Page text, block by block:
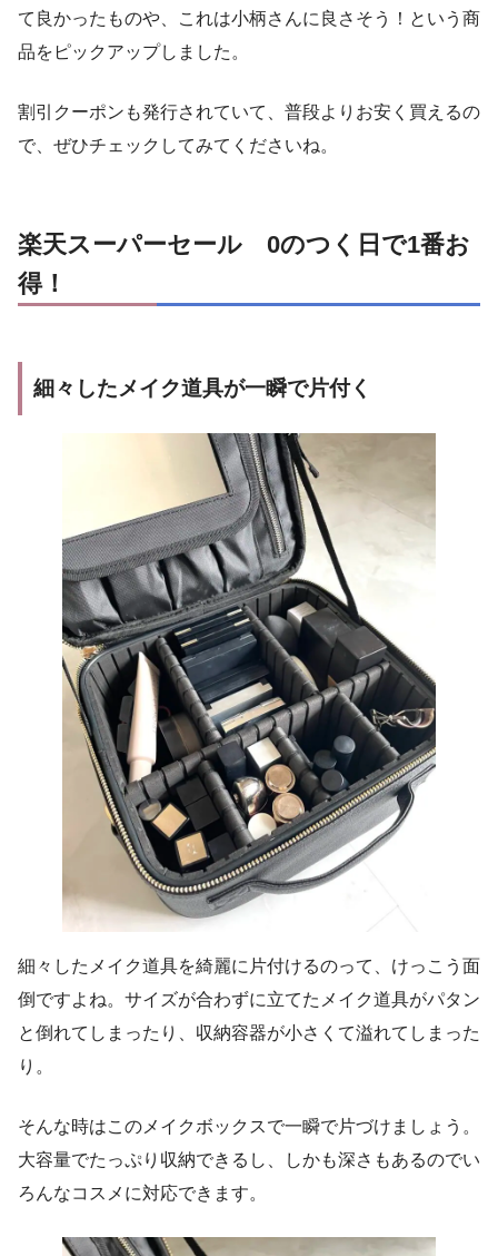
て良かったものや、これは小柄さんに良さそう！という商
品をピックアップしました。
割引クーポンも発行されていて、普段よりお安く買えるの
で、ぜひチェックしてみてくださいね。
楽天スーパーセール 0のつく日で1番お
得！
細々したメイク道具が一瞬で片付く
細々したメイク道具を綺麗に片付けるのって、けっこう面
倒ですよね。サイズが合わずに立てたメイク道具がパタン
と倒れてしまったり、収納容器が小さくて溢れてしまった
り。
そんな時はこのメイクボックスで一瞬で片づけましょう。
大容量でたっぷり収納できるし、しかも深さもあるのでい
ろんなコスメに対応できます。